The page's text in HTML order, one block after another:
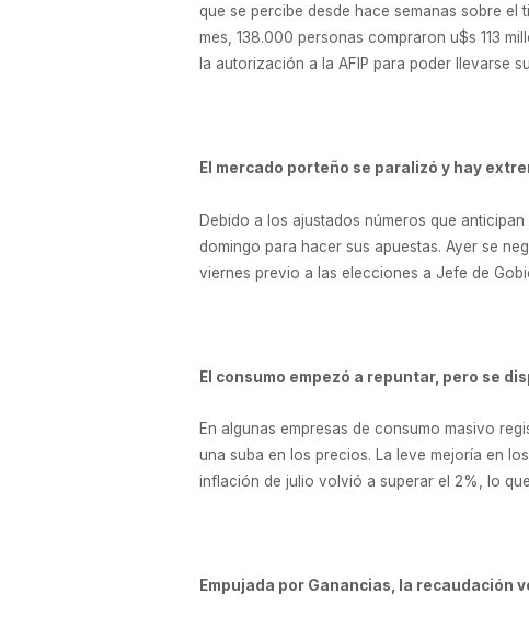
que se percibe desde hace semanas sobre
mes, 138.000 personas compraron u$s 113
la autorización a la AFIP para poder llevarse
El mercado porteño se paralizó y hay
Debido a los ajustados números que
domingo para hacer sus apuestas. Ayer se
viernes previo a las elecciones a Jefe de
El consumo empezó a repuntar, pero se
En algunas empresas de consumo masivo
una suba en los precios. La leve mejoría en
inflación de julio volvió a superar el 2%, lo
Empujada por Ganancias, la recaudación